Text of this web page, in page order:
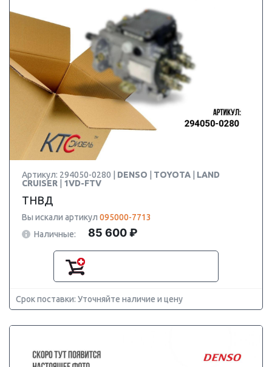
Артикул: 294050-0280 | DENSO TOYOTA
LAND
CRUISER
1VD-FTV
ТНВД
Вы искали артикул 095000-7713
Наличные:
85 600 ₽
Срок поставки: Уточняйте наличие и цену